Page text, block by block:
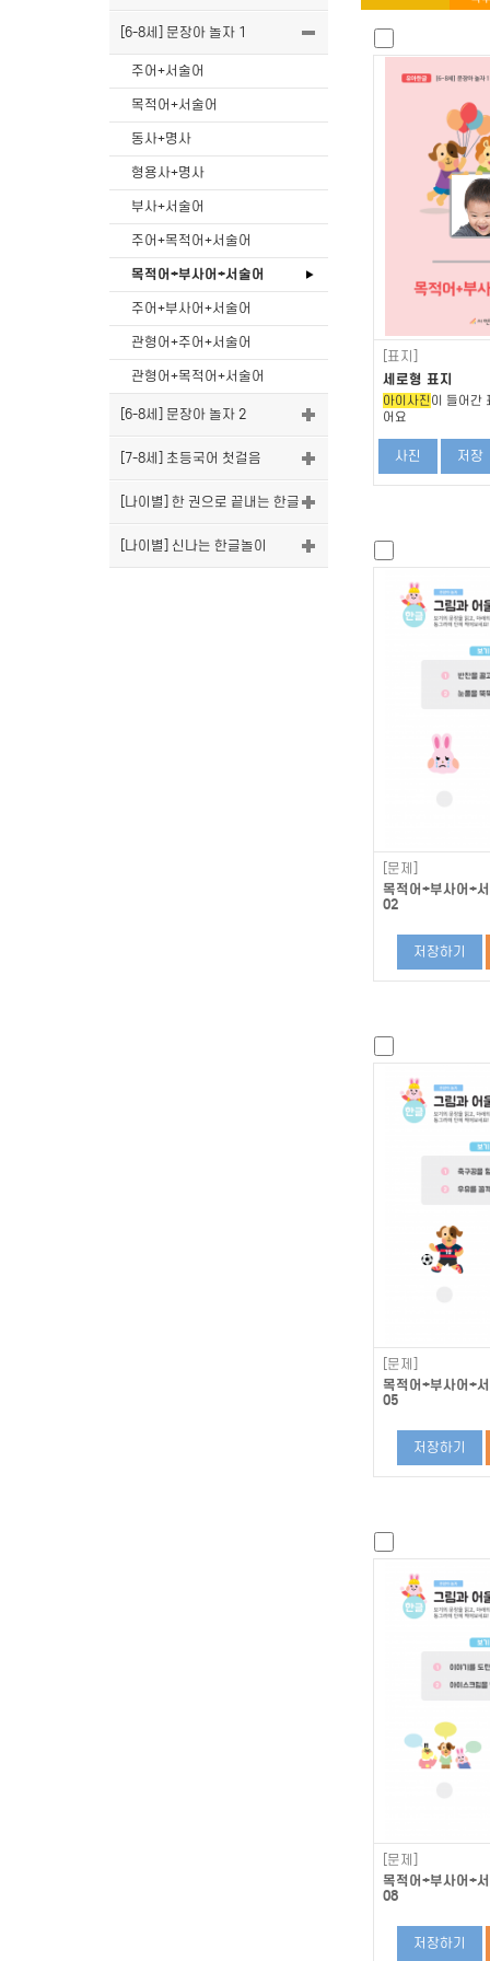
[6-8세] 문장아 놀자 1
주어+서술어
목적어+서술어
동사+명사
형용사+명사
부사+서술어
주어+목적어+서술어
목적어+부사어+서술어
주어+부사어+서술어
관형어+주어+서술어
관형어+목적어+서술어
[6-8세] 문장아 놀자 2
[7-8세] 초등국어 첫걸음
[나이별] 한 권으로 끝내는 한글
[나이별] 신나는 한글놀이
[표지]
세로형 표지
아이사진 이 들어간
어요
사진 저장
[문제]
목적어+부사어+
02
저장하기
[문제]
목적어+부사어+
05
저장하기
[문제]
목적어+부사어+
08
저장하기